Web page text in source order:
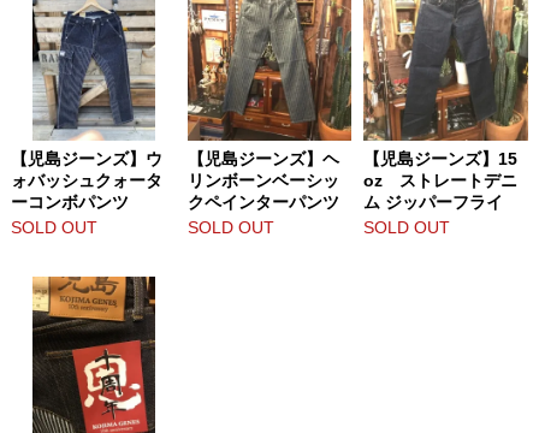
【児島ジーンズ】ウ
ォバッシュクォータ
ーコンボパンツ
SOLD OUT
【児島ジーンズ】ヘ
リンボーンベーシッ
クペインターパンツ
SOLD OUT
【児島ジーンズ】15
oz ストレートデニ
ム ジッパーフライ
SOLD OUT